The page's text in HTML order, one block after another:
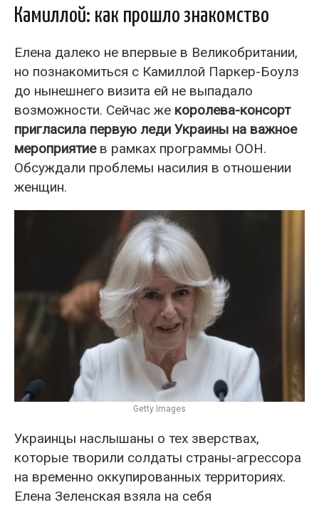
Камиллой: как прошло знакомство
Елена далеко не впервые в Великобритании,
но познакомиться с Камиллой Паркер-Боулз
до нынешнего визита ей не выпадало
возможности. Сейчас же королева-консорт
пригласила первую леди Украины на важное
мероприятиев рамках программы ООН.
Обсуждали проблемы насилия в отношении
женщин.
Getty Images
Украинцы наслышаны о тех зверствах,
которые творили солдаты страны-агрессора
на временно оккупированных территориях.
Елена Зеленская взяла на себя